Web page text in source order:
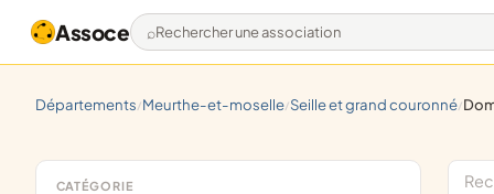
Assoce Rechercher une association
départements/ meurthe-et-moselle/ seille et grand couronné/
CATÉGORIE